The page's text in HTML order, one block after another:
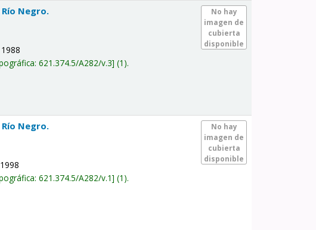
No hay
imagen de
cubierta
disponible
Río Negro.
621.374.5/A282/v.3 (1).
No hay
imagen de
cubierta
disponible
Río Negro.
621.374.5/A282/v.1 (1).